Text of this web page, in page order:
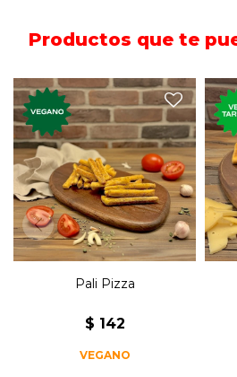
Productos que te
Mini grisines de tomate,
orégano, cebolla y ajo.
Pali Pizza
$ 142
VEGANO